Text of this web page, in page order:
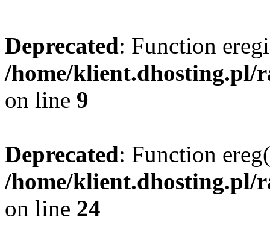
Deprecated: Function
/home/klient.dhosting.pl/
on line 9
Deprecated: Function
/home/klient.dhosting.pl/
on line 24